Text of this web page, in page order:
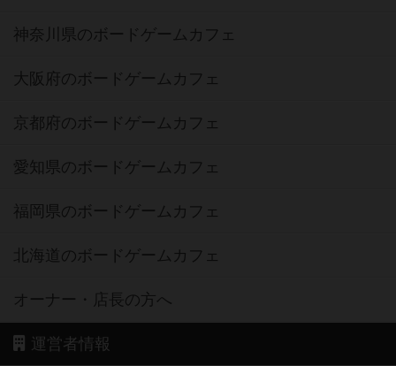
神奈川県のボードゲームカフェ
大阪府のボードゲームカフェ
京都府のボードゲームカフェ
愛知県のボードゲームカフェ
福岡県のボードゲームカフェ
北海道のボードゲームカフェ
オーナー・店長の方へ
運営者情報